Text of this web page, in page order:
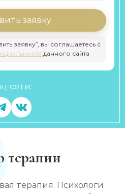
заявку
заявку”, вы соглашаетесь с
данного сайта
сети:
терапии
терапия. Психологи